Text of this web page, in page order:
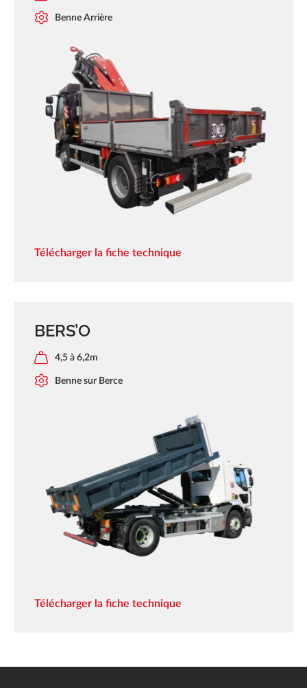
Benne Arrière
Télécharger la fiche technique
BERS’O
4,5 à 6,2m
Benne sur Berce
Télécharger la fiche technique